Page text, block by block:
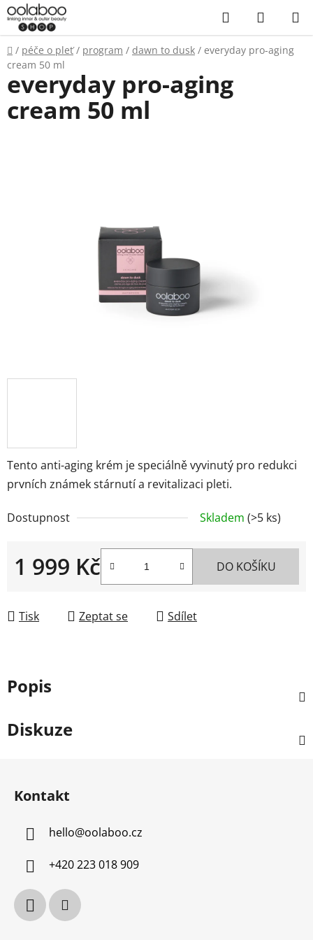
Přejít
na
obsah
Hledat
KOŠÍK
Domů
/ péče o pleť / program / dawn to dusk / everyday pro-aging
cream 50 ml
Tento anti-aging krém je speciálně vyvinutý pro redukci
prvních známek stárnutí a revitalizaci pleti.
Dostupnost Skladem (>5 ks)
1 999 Kč DO KOŠÍKU
Tisk Zeptat se Sdílet
everyday pro-aging
cream 50 ml
Popis
Diskuze
Kontakt
hello@oolaboo.cz
+420 223 018 909